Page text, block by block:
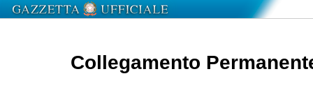
Collegamento